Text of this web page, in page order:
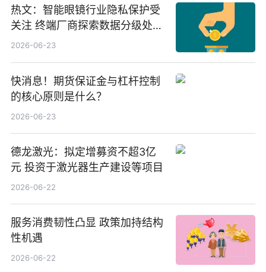
热文：智能眼镜行业隐私保护受
关注 终端厂商探索数据分级处理
等方案
2026-06-23
快消息！期货保证金与杠杆控制
的核心原则是什么？
2026-06-23
德龙激光：拟定增募资不超3亿
元 投资于激光器生产建设等项目
2026-06-22
服务消费韧性凸显 政策加持结构
性机遇
2026-06-22